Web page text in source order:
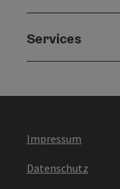
Services
Impressum
Datenschutz